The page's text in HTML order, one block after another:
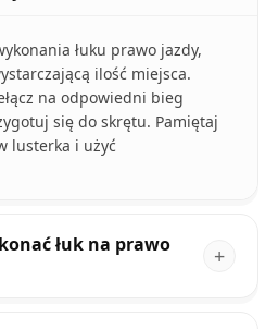
łuku prawo jazdy,
ilość miejsca.
na odpowiedni bieg
się do skrętu. Pamiętaj
lusterka i użyć
łuk na prawo